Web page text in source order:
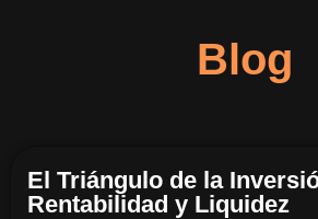
Blog
El Triángulo de la
Rentabilidad y Liquidez